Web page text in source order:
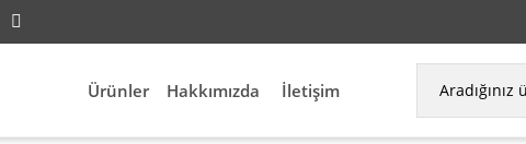
Ürünler Hakkımızda İletişim